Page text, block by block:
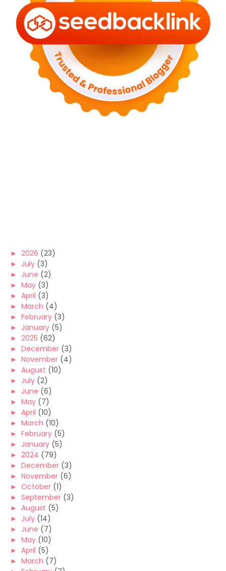
► 2026 (23)
► July (3)
► June (2)
► May (3)
► April (3)
► March (4)
► February (3)
► January (5)
► 2025 (62)
► December (3)
► November (4)
► August (10)
► July (2)
► June (6)
► May (7)
► April (10)
► March (10)
► February (5)
► January (5)
► 2024 (79)
► December (3)
► November (6)
► October (1)
► September (3)
► August (5)
► July (14)
► June (7)
► May (10)
► April (5)
► March (7)